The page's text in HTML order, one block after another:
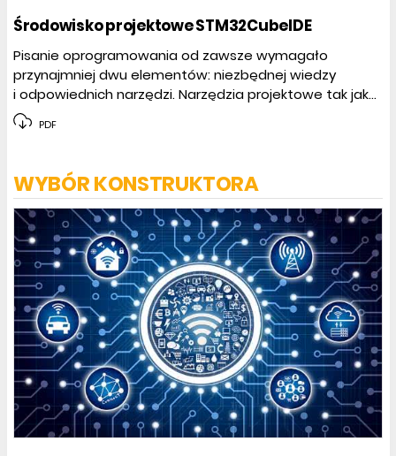
Środowisko projektowe STM32CubeIDE
Pisanie oprogramowania od zawsze wymagało
przynajmniej dwu elementów: niezbędnej wiedzy
i odpowiednich narzędzi. Narzędzia projektowe tak jak...
PDF
WYBÓR KONSTRUKTORA